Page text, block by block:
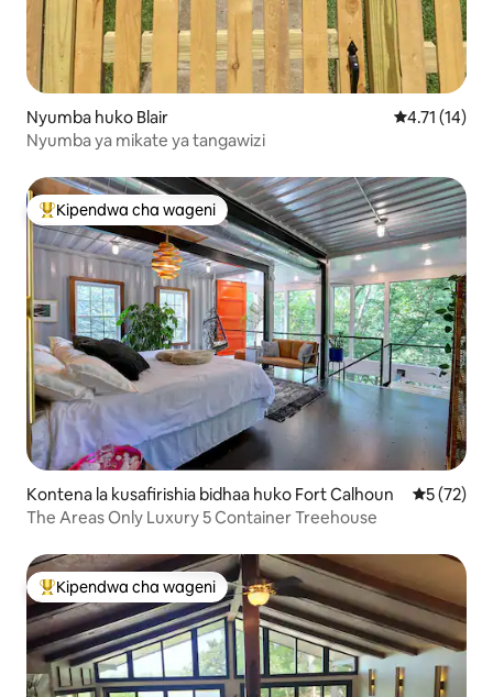
Nyumba huko Blair Ukadiriaji wa
4.71 (14)
Nyumba ya mikate ya tangawizi
Kipendwa maarufu cha wageni
Kipendwa cha wageni
Kontena la kusafirishia bidhaa huko Fort Calhoun Ukadiriaji
5 (72)
The Areas Only Luxury 5 Container Treehouse
Kipendwa maarufu cha wageni
Kipendwa cha wageni